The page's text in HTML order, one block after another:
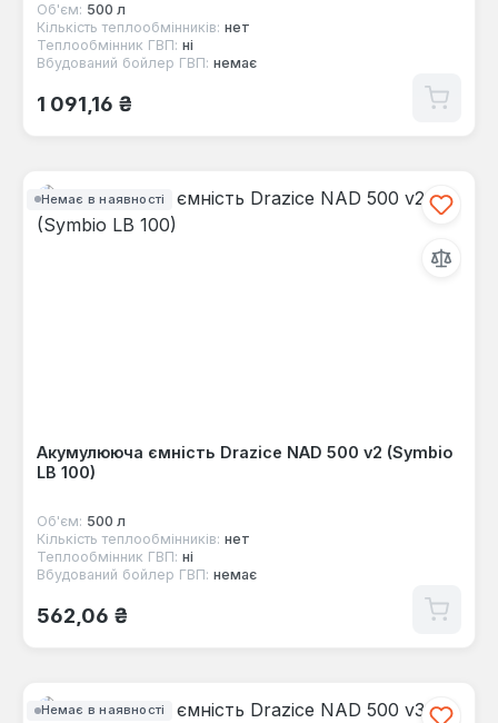
Об'єм: 500 л
Кількість теплообмінників: нет
Теплообмінник ГВП: ні
Вбудований бойлер ГВП: немає
Звичайна ціна:
1 091,16 ₴
Немає в наявності
Акумулююча ємність Drazice NAD 500 v2 (Symbio
LB 100)
Об'єм: 500 л
Кількість теплообмінників: нет
Теплообмінник ГВП: ні
Вбудований бойлер ГВП: немає
Звичайна ціна:
562,06 ₴
Немає в наявності